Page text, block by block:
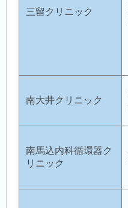
三留クリニック
南大井クリニック
南馬込内科循環器ク
リニック